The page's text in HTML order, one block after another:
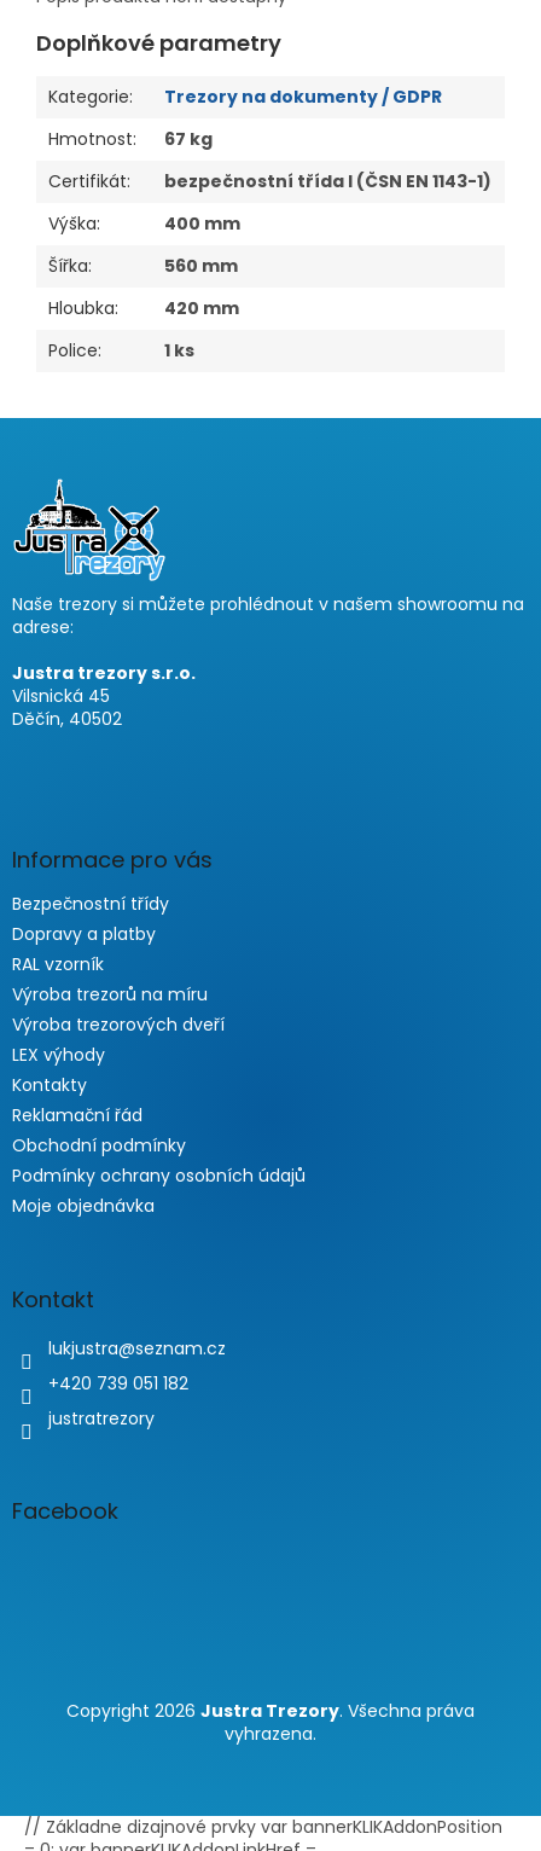
Doplňkové parametry
Kategorie:
Trezory na dokumenty / GDPR
Hmotnost:
67 kg
Certifikát:
bezpečnostní třída I (ČSN EN 1143-1)
Výška:
400 mm
Šířka:
560 mm
Hloubka:
420 mm
Police: 1 ks
a
Naše trezory si můžete prohlédnout v našem showroomu na
adrese:
Justra trezory s.r.o.
Vilsnická 45
Děčín, 40502
Informace pro vás
Bezpečnostní třídy
Dopravy a platby
RAL vzorník
Výroba trezorů na míru
Výroba trezorových dveří
LEX výhody
Kontakty
Reklamační řád
Obchodní podmínky
Podmínky ochrany osobních údajů
Moje objednávka
Kontakt
lukjustra@seznam.cz
+420 739 051 182
justratrezory
Facebook
Copyright 2026 Justra Trezory. Všechna práva
vyhrazena.
// Základne dizajnové prvky var bannerKLIKAddonPosition